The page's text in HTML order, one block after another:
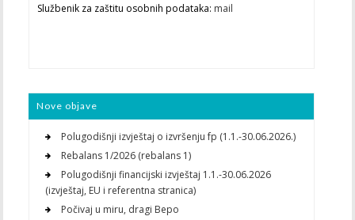
Službenik za zaštitu osobnih podataka: mail
Nove objave
Polugodišnji izvještaj o izvršenju fp (1.1.-30.06.2026.)
Rebalans 1/2026 (rebalans 1)
Polugodišnji financijski izvještaj 1.1.-30.06.2026
(izvještaj, EU i referentna stranica)
Počivaj u miru, dragi Bepo